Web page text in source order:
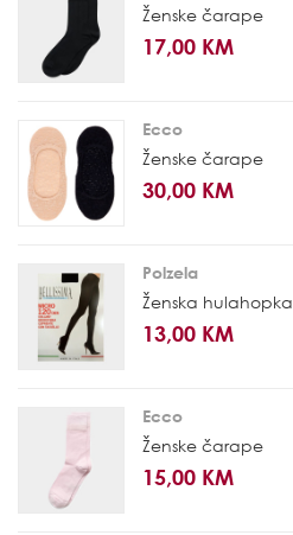
Ženske čarape
17,00 KM
Ecco
Ženske čarape
30,00 KM
Polzela
Ženska hulahopka
13,00 KM
Ecco
Ženske čarape
15,00 KM